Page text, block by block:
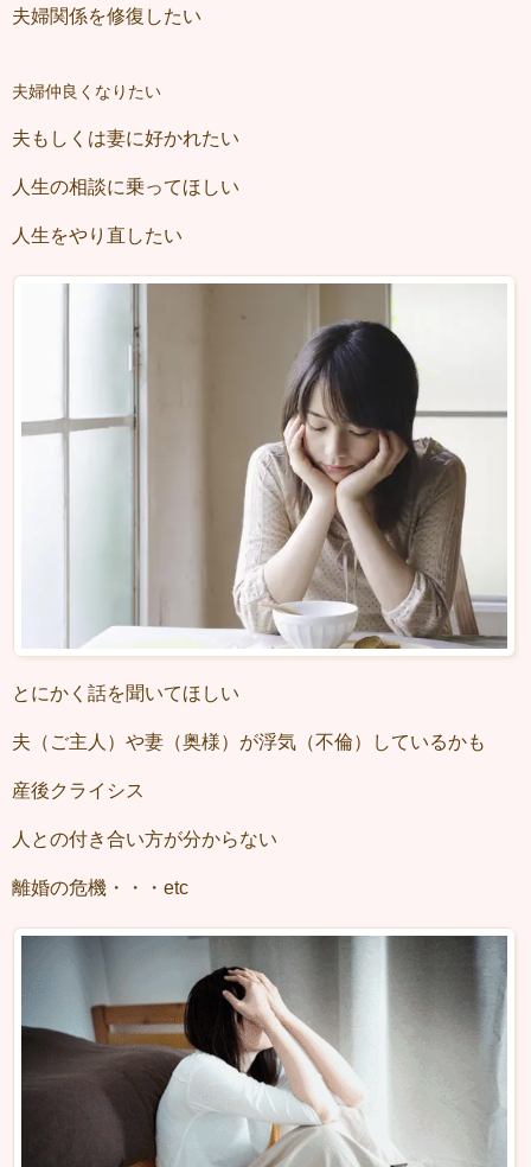
夫婦関係を修復したい
夫婦仲良くなりたい
夫もしくは妻に好かれたい
人生の相談に乗ってほしい
人生をやり直したい
とにかく話を聞いてほしい
夫（ご主人）や妻（奥様）が浮気（不倫）しているかも
産後クライシス
人との付き合い方が分からない
離婚の危機・・・etc